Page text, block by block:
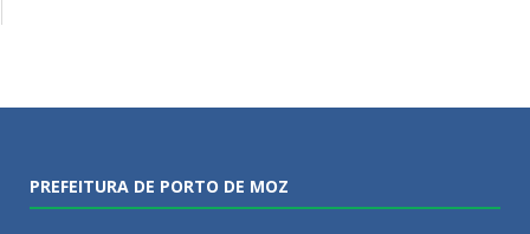
PREFEITURA DE PORTO DE MOZ